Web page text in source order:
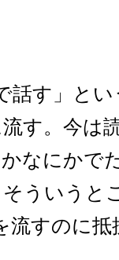
話す」と
す。今は
なにかで
ういうと
流すのに